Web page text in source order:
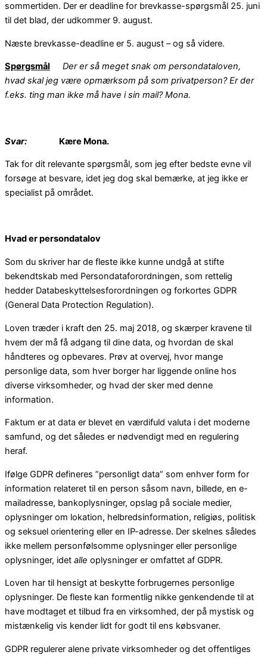
sommertiden. Der er deadline for brevkasse-spørgsmål 25. juni
til det blad, der udkommer 9. august.
Næste brevkasse-deadline er 5. august – og så videre.
Spørgsmål
Der er så meget snak om persondataloven,
hvad skal jeg være opmærksom på som privatperson? Er der
f.eks. ting man ikke må have i sin mail? Mona.
Svar: Kære Mona.
Tak for dit relevante spørgsmål, som jeg efter bedste evne vil
forsøge at besvare, idet jeg dog skal bemærke, at jeg ikke er
specialist på området.
Hvad er persondatalov
Som du skriver har de fleste ikke kunne undgå at stifte
bekendtskab med Persondataforordningen, som rettelig
hedder Databeskyttelsesforordningen og forkortes GDPR
(General Data Protection Regulation).
Loven træder i kraft den 25. maj 2018, og skærper kravene til
hvem der må få adgang til dine data, og hvordan de skal
håndteres og opbevares. Prøv at overvej, hvor mange
personlige data, som hver borger har liggende online hos
diverse virksomheder, og hvad der sker med denne
information.
Faktum er at data er blevet en værdifuld valuta i det moderne
samfund, og det således er nødvendigt med en regulering
heraf.
Ifølge GDPR defineres ”personligt data” som enhver form for
information relateret til en person såsom navn, billede, en e-
mailadresse, bankoplysninger, opslag på sociale medier,
oplysninger om lokation, helbredsinformation, religiøs, politisk
og seksuel orientering eller en IP-adresse. Der skelnes således
ikke mellem personfølsomme oplysninger eller personlige
oplysninger, idet alle oplysninger er omfattet af GDPR.
Loven har til hensigt at beskytte forbrugernes personlige
oplysninger. De fleste kan formentlig nikke genkendende til at
have modtaget et tilbud fra en virksomhed, der på mystisk og
mistænkelig vis kender lidt for godt til ens købsvaner.
GDPR regulerer alene private virksomheder og det offentliges